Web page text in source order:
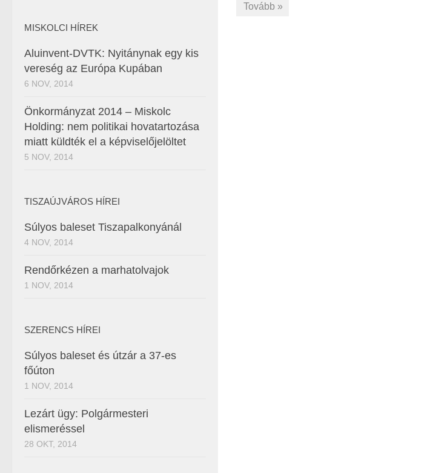
Tovább »
MISKOLCI HÍREK
Aluinvent-DVTK: Nyitánynak egy kis
vereség az Európa Kupában
6 NOV, 2014
Önkormányzat 2014 – Miskolc
Holding: nem politikai hovatartozása
miatt küldték el a képviselőjelöltet
5 NOV, 2014
TISZAÚJVÁROS HÍREI
Súlyos baleset Tiszapalkonyánál
4 NOV, 2014
Rendőrkézen a marhatolvajok
1 NOV, 2014
SZERENCS HÍREI
Súlyos baleset és útzár a 37-es
főúton
1 NOV, 2014
Lezárt ügy: Polgármesteri
elismeréssel
28 OKT, 2014